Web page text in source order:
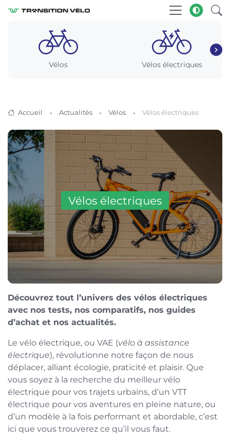
Vélos Vélos électriques
Accueil Actualités Vélos Vélos électriques
Vélos électriques
Découvrez tout l’univers des vélos électriques
avec nos tests, nos comparatifs, nos guides
d’achat et nos actualités.
Le vélo électrique, ou VAE (vélo à assistance
électrique), révolutionne notre façon de nous
déplacer, alliant écologie, praticité et plaisir. Que
vous soyez à la recherche du meilleur vélo
électrique pour vos trajets urbains, d’un VTT
électrique pour vos aventures en pleine nature, ou
d’un modèle à la fois performant et abordable, c’est
ici que vous trouverez ce qu’il vous faut.